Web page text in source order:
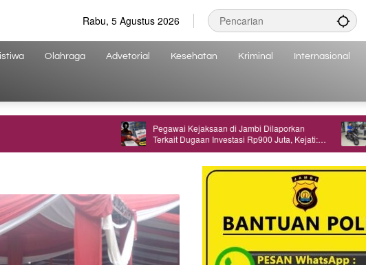
Rabu, 5 Agustus 2026
Olahraga Advetorial Kesehatan Kriminal Internasional
Pegawai Kejaksaan di Jambi Dilaporkan
Terkait Dugaan Investasi Rp900 Juta, Kejati:
Bukan Jaksa